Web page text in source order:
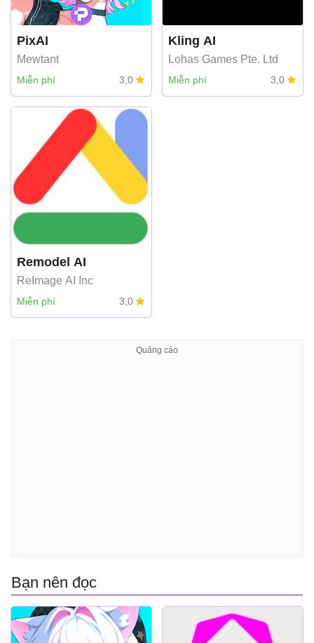
PixAI
Mewtant
Miễn phí 3,0
Kling AI
Lohas Games Pte. Ltd
Miễn phí 3,0
Remodel AI
ReImage AI Inc
Miễn phí 3,0
Bạn nên đọc